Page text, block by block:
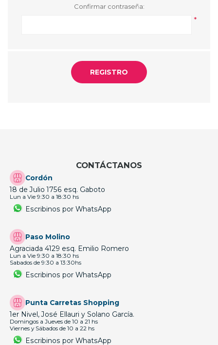
Confirmar contraseña:
*
CONTÁCTANOS
Cordón
18 de Julio 1756 esq. Gaboto
Lun a Vie 9:30 a 18:30 hs
Escribinos por WhatsApp
Paso Molino
Agraciada 4129 esq. Emilio Romero
Lun a Vie 9:30 a 18:30 hs
Sabados de 9:30 a 13:30hs
Escribinos por WhatsApp
Punta Carretas Shopping
1er Nivel, José Ellauri y Solano García.
Domingos a Jueves de 10 a 21 hs
Viernes y Sábados de 10 a 22 hs
Escribinos por WhatsApp